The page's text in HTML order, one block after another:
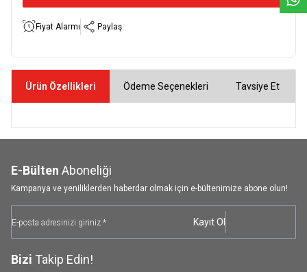
Fiyat Alarmı Paylaş
Ürün Özellikleri Ödeme Seçenekleri Tavsiye Et
E-Bülten Aboneliği
Kampanya ve yeniliklerden haberdar olmak için e-bültenimize abone olun!
Kayıt Ol
Bizi Takip Edin!